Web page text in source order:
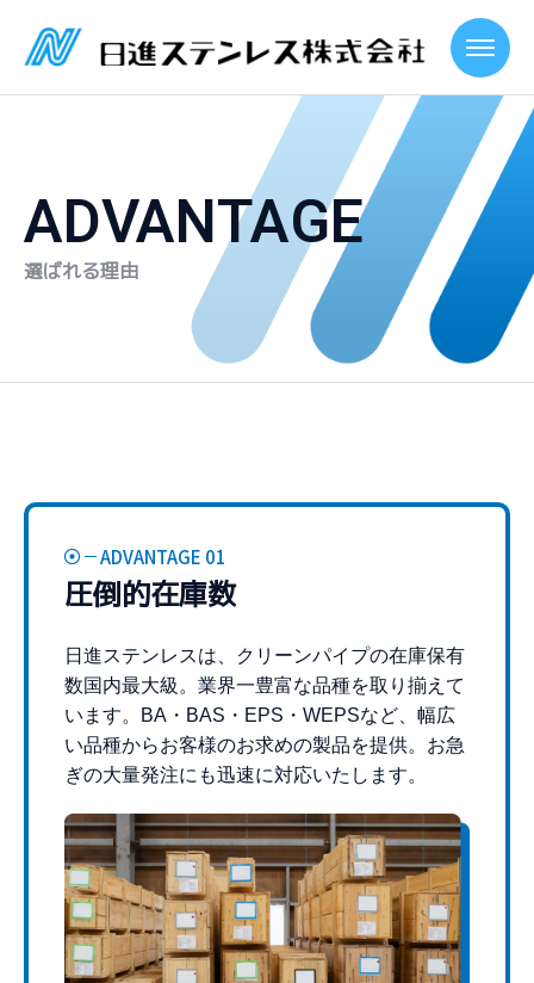
ADVANTAGE
選ばれる理由
ADVANTAGE 01
圧倒的在庫数
日進ステンレスは、クリーンパイプの在庫保有
数国内最大級。業界一豊富な品種を取り揃えて
います。BA・BAS・EPS・WEPSなど、幅広
い品種からお客様のお求めの製品を提供。お急
ぎの大量発注にも迅速に対応いたします。